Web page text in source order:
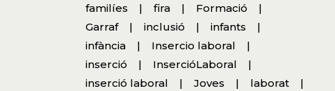
familíes
fira
Formació
Garraf
inclusió
infants
infància
Insercio laboral
inserció
InsercióLaboral
inserció laboral
Joves
laborat